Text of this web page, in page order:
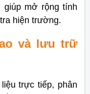
giúp mở rộng tính
hiện trường.
và lưu trữ
trực tiếp, phân